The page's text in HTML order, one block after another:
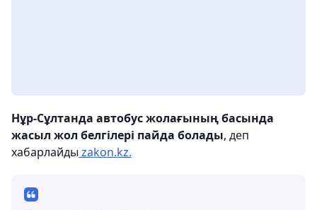
Нұр-Сұлтанда автобус жолағының басында
жасыл жол белгілері пайда болады, деп
хабарлайды zakon.kz.